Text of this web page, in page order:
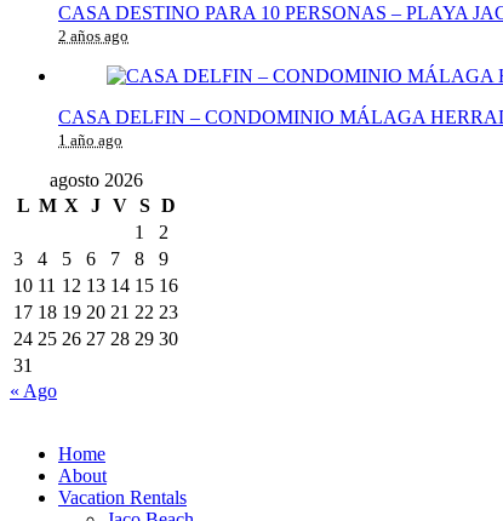
CASA DESTINO PARA 10 PERSONAS – PLAYA
2 años ago
CASA DELFIN – CONDOMINIO MÁLAGA
1 año ago
agosto 2026
L M X J V S D
1
2
3
4 5 6 7 8
9
10 11 12 13 14 15 16
17 18 19 20 21 22 23
24 25 26 27 28 29 30
31
« Ago
Home
About
Vacation Rentals